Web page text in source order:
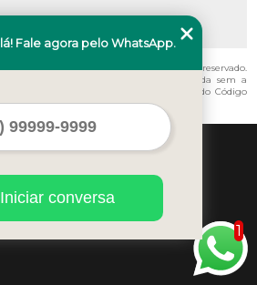
de Pvc no Teto Campo Belo" é de direito reservado.
mesmo citando nossos links, é proibida sem a
violação de direito autoral – artigo 184 do Código
autorais.
Andrade, 45 - Centro
- CEP: 09725-370
7347
1
Fale agora pelo WhatsApp.
Iniciar conversa